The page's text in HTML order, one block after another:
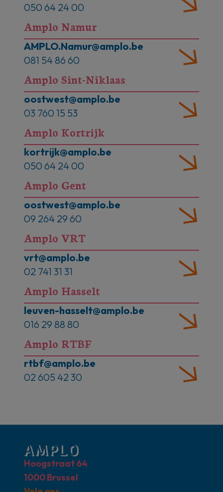
050 64 24 00
Amplo Namur
AMPLO.Namur@amplo.be
081 54 86 60
Amplo Sint-Niklaas
oostwest@amplo.be
03 760 15 53
Amplo Kortrijk
kortrijk@amplo.be
050 64 24 00
Amplo Gent
oostwest@amplo.be
09 264 29 60
Amplo VRT
vrt@amplo.be
02 741 31 31
Amplo Hasselt
leuven-hasselt@amplo.be
016 29 88 80
Amplo RTBF
rtbf@amplo.be
02 605 42 30
Hoogstraat 64
1000 Brussel